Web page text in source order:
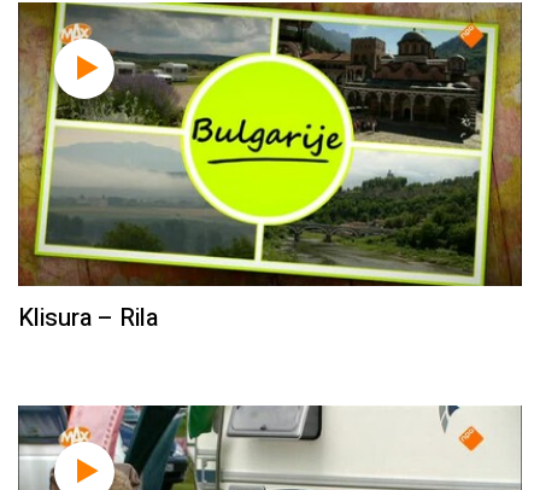
Klisura – Rila